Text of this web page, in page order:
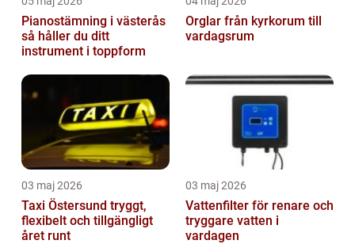
Pianostämning i västerås
så håller du ditt
instrument i toppform
Orglar från kyrkorum till
vardagsrum
03 maj 2026
Taxi Östersund tryggt,
flexibelt och tillgängligt
året runt
03 maj 2026
Vattenfilter för renare och
tryggare vatten i
vardagen